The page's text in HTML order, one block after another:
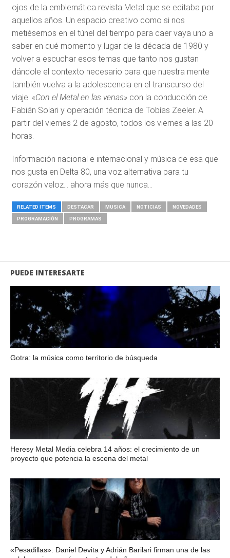
ojos de la emblemática revista Metal que se editaba por
aquellos años. Un espacio creativo como si nos
metiésemos en el túnel del tiempo para caer vaya uno a
saber en qué momento y lugar de la década de 1980 y
volver a escuchar esos temas que tanto nos gustan
dándole el contexto necesario para que nuestra mente
también vuelva a la adolescencia en el transcurso del
viaje. «Con el Metal en las venas»con la conducción de
Fabián Solari y operación técnica de Tobías Zeeler. A
partir del viernes 2 de agosto, todos los viernes a las 20
horas.
Información nacional e internacional y música de esa que
nos gusta en Delta 80, una voz alternativa para tu
corazón veloz… ahora más que nunca…
RELATED ITEMS DESTACAR MUSICA NOTICIAS NOVEDADES
PROGRAMACIÓN PROGRAMAS
PUEDE INTERESARTE
Gotra: la música como territorio de búsqueda
Heresy Metal Media celebra 14 años: el crecimiento de un
proyecto que potencia la escena del metal
«Pesadillas»: Daniel Devita y Adrián Barilari firman una de las